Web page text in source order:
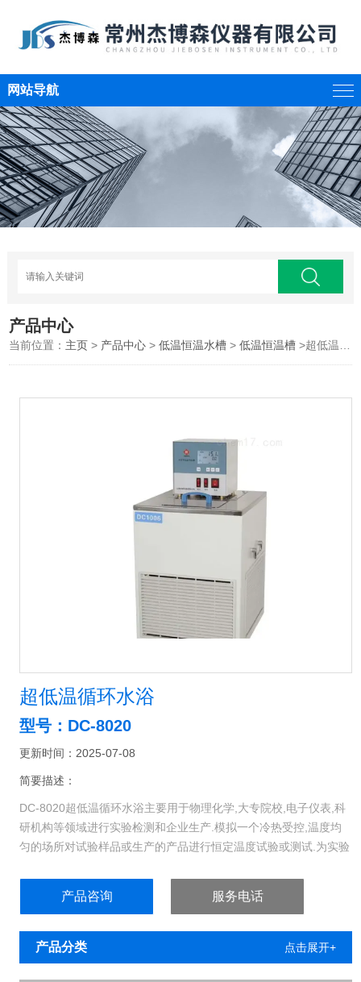
网站导航
产品中心
当前位置： 主页 > 产品中心 >低温恒温水槽 >低温恒温槽 >超低温循环水浴
超低温循环水浴
型号：DC-8020
更新时间：2025-07-08
简要描述：
DC-8020超低温循环水浴主要用于物理化学,大专院校,电子仪表,科
研机构等领域进行实验检测和企业生产.模拟一个冷热受控,温度均
匀的场所对试验样品或生产的产品进行恒定温度试验或测试.为实验
产品咨询 服务电话
产品分类 点击展开+